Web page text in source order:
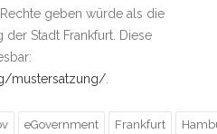
geben würde als die
der Stadt Frankfurt. Diese
mustersatzung/
eGovernment Frankfurt